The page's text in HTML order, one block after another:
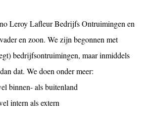
Leroy Lafleur Bedrijfs Ontruimingen en
en zoon. We zijn begonnen met
bedrijfsontruimingen, maar inmiddels
dat. We doen onder meer:
binnen- als buitenland
intern als extern